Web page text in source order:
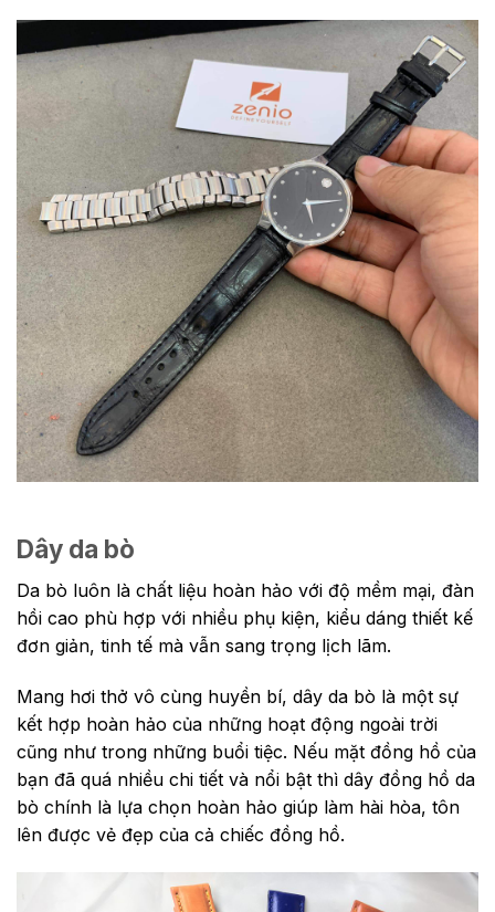
Dây da bò
Da bò luôn là chất liệu hoàn hảo với độ mềm mại, đàn
hồi cao phù hợp với nhiều phụ kiện, kiểu dáng thiết kế
đơn giản, tinh tế mà vẫn sang trọng lịch lãm.
Mang hơi thở vô cùng huyền bí, dây da bò là một sự
kết hợp hoàn hảo của những hoạt động ngoài trời
cũng như trong những buổi tiệc. Nếu mặt đồng hồ của
bạn đã quá nhiều chi tiết và nổi bật thì dây đồng hồ da
bò chính là lựa chọn hoàn hảo giúp làm hài hòa, tôn
lên được vẻ đẹp của cả chiếc đồng hồ.